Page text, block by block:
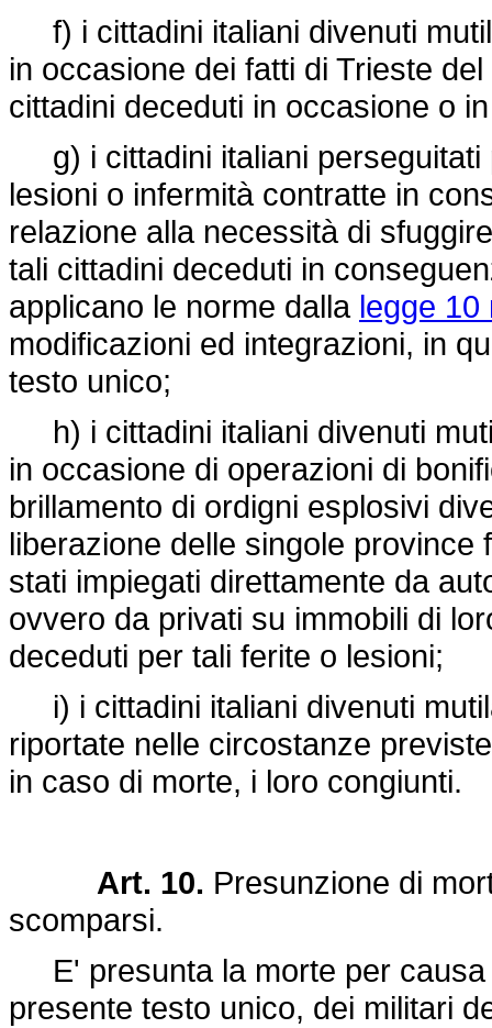
f) i cittadini italiani divenuti
in occasione dei fatti di Trieste
cittadini deceduti in occasione o
g) i cittadini italiani perseguitati
lesioni o infermità contratte in
relazione alla necessità di
tali cittadini deceduti in
applicano le norme dalla legge 10
modificazioni ed integrazioni, in
testo unico;
h) i cittadini italiani divenuti
in occasione di operazioni di
brillamento di ordigni esplosivi
liberazione delle singole
stati impiegati direttamente da
ovvero da privati su immobili di
deceduti per tali ferite o lesioni;
i) i cittadini italiani divenuti
riportate nelle circostanze
in caso di morte, i loro congiunti.
Art. 10. Presunzione di
scomparsi.
E' presunta la morte per causa
presente testo unico, dei militari